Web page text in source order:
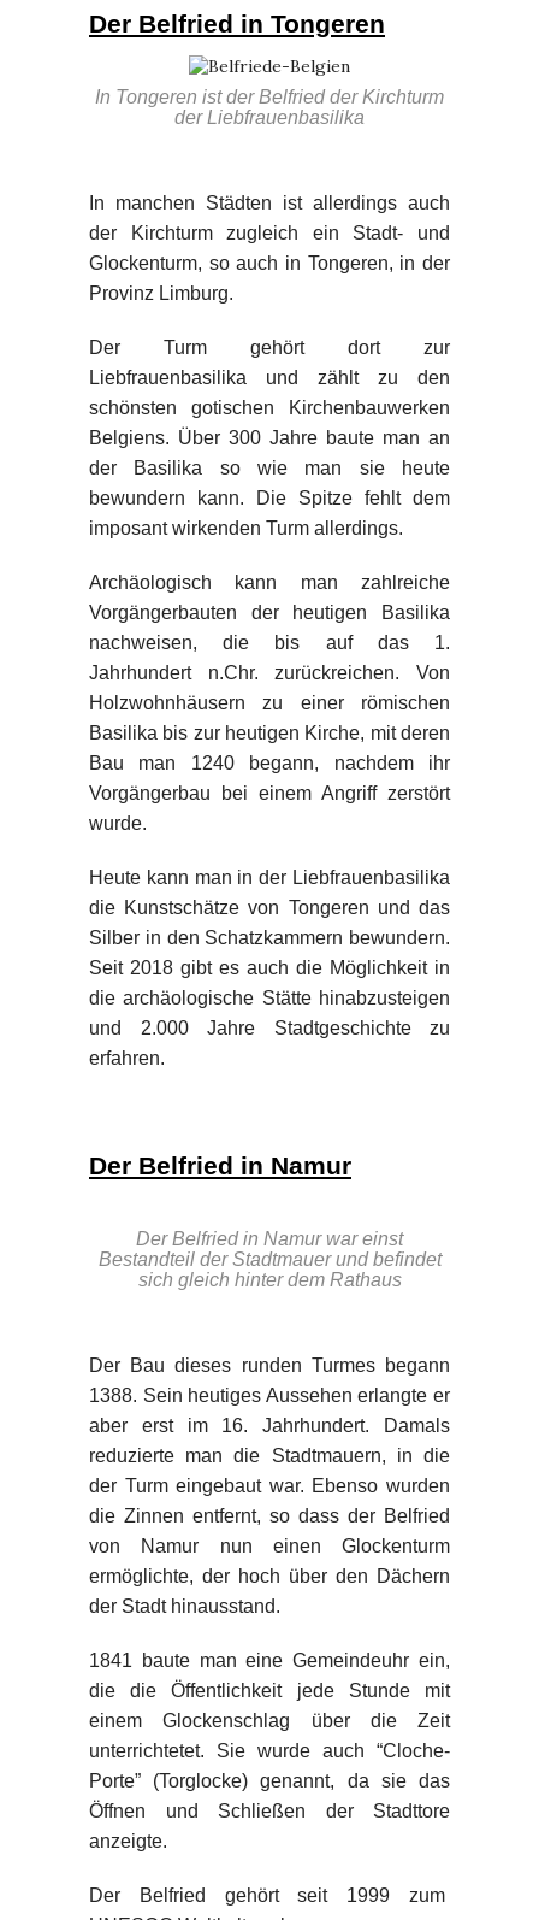
Der Belfried in Tongeren
In Tongeren ist der Belfried der Kirchturm
der Liebfrauenbasilika
In manchen Städten ist allerdings auch
der Kirchturm zugleich ein Stadt- und
Glockenturm, so auch in Tongeren, in der
Provinz Limburg.
Der Turm gehört dort zur
Liebfrauenbasilika und zählt zu den
schönsten gotischen Kirchenbauwerken
Belgiens. Über 300 Jahre baute man an
der Basilika so wie man sie heute
bewundern kann. Die Spitze fehlt dem
imposant wirkenden Turm allerdings.
Archäologisch kann man zahlreiche
Vorgängerbauten der heutigen Basilika
nachweisen, die bis auf das 1.
Jahrhundert n.Chr. zurückreichen. Von
Holzwohnhäusern zu einer römischen
Basilika bis zur heutigen Kirche, mit deren
Bau man 1240 begann, nachdem ihr
Vorgängerbau bei einem Angriff zerstört
wurde.
Heute kann man in der Liebfrauenbasilika
die Kunstschätze von Tongeren und das
Silber in den Schatzkammern bewundern.
Seit 2018 gibt es auch die Möglichkeit in
die archäologische Stätte hinabzusteigen
und 2.000 Jahre Stadtgeschichte zu
erfahren.
Der Belfried in Namur
Der Belfried in Namur war einst
Bestandteil der Stadtmauer und befindet
sich gleich hinter dem Rathaus
Der Bau dieses runden Turmes begann
1388. Sein heutiges Aussehen erlangte er
aber erst im 16. Jahrhundert. Damals
reduzierte man die Stadtmauern, in die
der Turm eingebaut war. Ebenso wurden
die Zinnen entfernt, so dass der Belfried
von Namur nun einen Glockenturm
ermöglichte, der hoch über den Dächern
der Stadt hinausstand.
1841 baute man eine Gemeindeuhr ein,
die die Öffentlichkeit jede Stunde mit
einem Glockenschlag über die Zeit
unterrichtetet. Sie wurde auch “Cloche-
Porte” (Torglocke) genannt, da sie das
Öffnen und Schließen der Stadttore
anzeigte.
Der Belfried gehört seit 1999 zum